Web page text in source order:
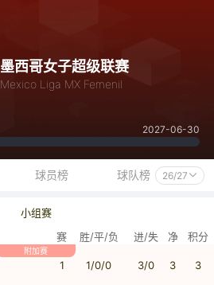
墨西哥女子超级联赛
Mexico Liga MX Femenil
2027-06-30
球员榜 球队榜 26/27
小组赛
赛 胜/平/负 进/失 净 积分
附加赛
1 1/0/0 3/0 3 3